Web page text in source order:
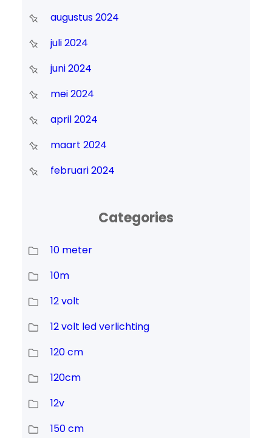
augustus 2024
juli 2024
juni 2024
mei 2024
april 2024
maart 2024
februari 2024
Categories
10 meter
10m
12 volt
12 volt led verlichting
120 cm
120cm
12v
150 cm